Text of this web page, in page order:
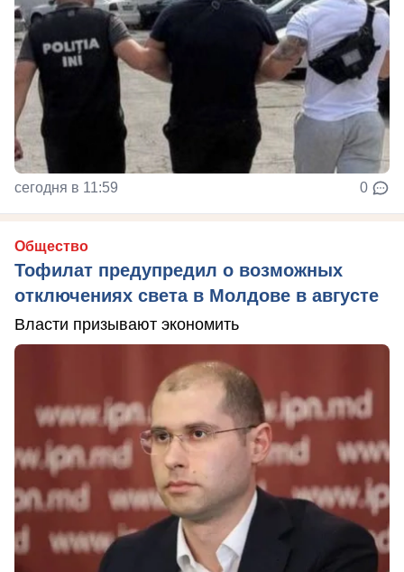
сегодня в 11:59 0
Общество
Тофилат предупредил о возможных
отключениях света в Молдове в августе
Власти призывают экономить